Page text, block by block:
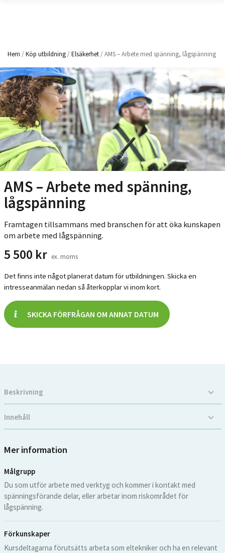
Hem /Köp utbildning /Elsäkerhet / AMS – Arbete med spänning, lågspänning
AMS – Arbete med spänning,
lågspänning
5 500 kr ex. moms
Framtagen tillsammans med branschen för att öka kunskapen
om arbete med lågspänning.
Det finns inte något planerat datum för utbildningen. Skicka en
intresseanmälan nedan så återkopplar vi inom kort.
SKICKA FÖRFRÅGAN OM ANNAT DATUM
Beskrivning
Innehåll
Mer information
Målgrupp
Du som utför arbete med verktyg och kommer i kontakt med
spänningsförande delar, eller arbetar inom riskområdet för
lågspänning.
Förkunskaper
Kursdeltagarna förutsätts arbeta som eltekniker och ha en relevant